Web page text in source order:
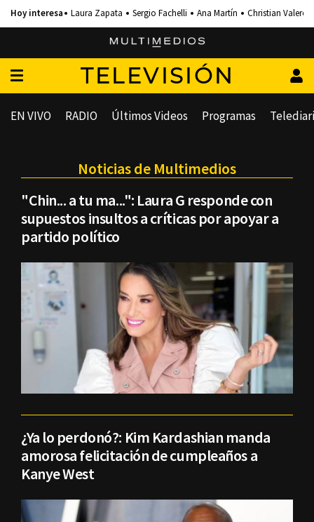
Laura Zapata Sergio Fachelli Ana Martín Christian Valero
TELEVISIÓN
EN VIVO RADIO Últimos Videos Programas
Noticias de Multimedios
"Chin... a tu ma...": Laura G responde con
supuestos insultos a críticas por apoyar a
partido político
¿Ya lo perdonó?: Kim Kardashian manda
amorosa felicitación de cumpleaños a
Kanye West